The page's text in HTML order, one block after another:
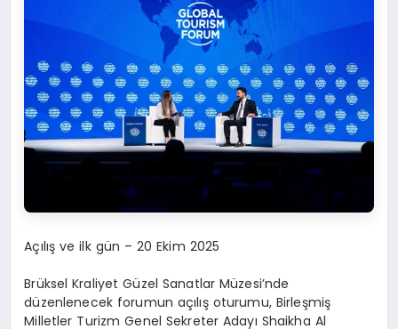
Açılış ve ilk gün – 20 Ekim 2025
Brüksel Kraliyet Güzel Sanatlar Müzesi’nde
düzenlenecek forumun açılış oturumu, Birleşmiş
Milletler Turizm Genel Sekreter Adayı Shaikha Al